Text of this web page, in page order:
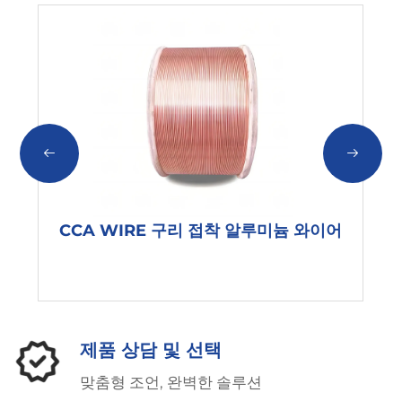
CCA WIRE 구리 접착 알루미늄 와이어
제품 상담 및 선택
맞춤형 조언, 완벽한 솔루션